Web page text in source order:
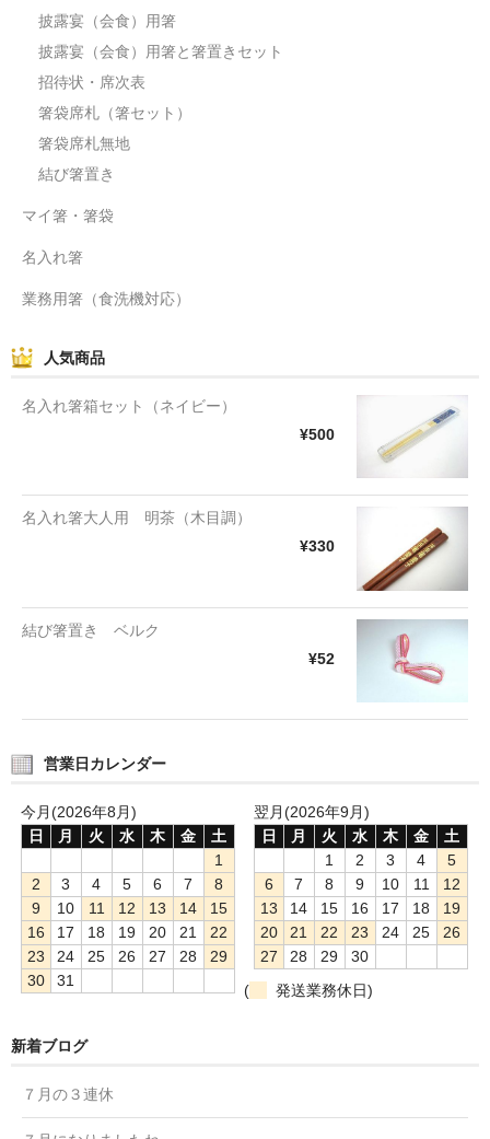
披露宴（会食）用箸
披露宴（会食）用箸と箸置きセット
招待状・席次表
箸袋席札（箸セット）
箸袋席札無地
結び箸置き
マイ箸・箸袋
名入れ箸
業務用箸（食洗機対応）
人気商品
名入れ箸箱セット（ネイビー）
¥500
名入れ箸大人用 明茶（木目調）
¥330
結び箸置き ベルク
¥52
営業日カレンダー
今月(2026年8月)
日
月 火 水 木 金
土
1
2
3 4 5 6 7
8
9
10 11 12 13 14
15
16
17 18 19 20 21
22
23
24 25 26 27 28
29
30
31
翌月(2026年9月)
日
月 火 水 木 金
土
1
2 3 4
5
6
7 8 9 10 11
12
13
14 15 16 17 18
19
20
21 22 23 24 25
26
27
28 29
30
(
発送業務休日)
新着ブログ
７月の３連休